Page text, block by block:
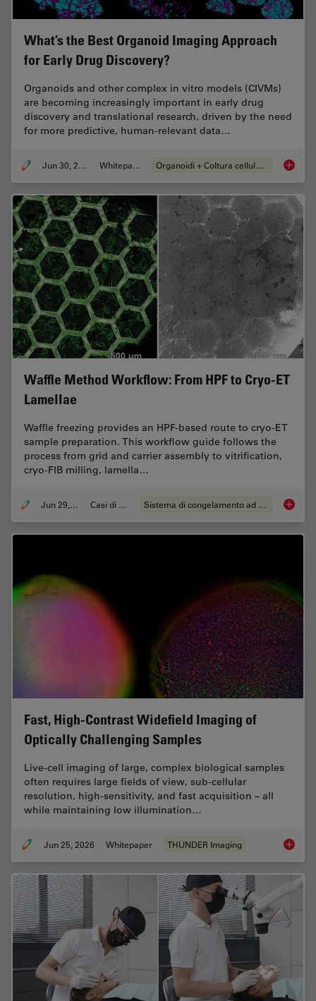
What’s the Best Organoid Imaging Approach
for Early Drug Discovery?
Organoids and other complex in vitro models (CIVMs)
are becoming increasingly important in early drug
discovery and translational research, driven by the need
for more predictive, human-relevant data…
Jun 30, 2026 Whitepaper Organoidi + Coltura cellulare 3D
Waffle Method Workflow: From HPF to Cryo-ET
Lamellae
Waffle freezing provides an HPF-based route to cryo-ET
sample preparation. This workflow guide follows the
process from grid and carrier assembly to vitrification,
cryo-FIB milling, lamella…
Jun 29, 2026 Casi di studio Sistema di congelamento ad alta pressione Waffle
Fast, High-Contrast Widefield Imaging of
Optically Challenging Samples
Live‑cell imaging of large, complex biological samples
often requires large fields of view, sub-cellular
resolution, high-sensitivity, and fast acquisition – all
while maintaining low illumination…
Jun 25, 2026 Whitepaper THUNDER Imaging Fast,